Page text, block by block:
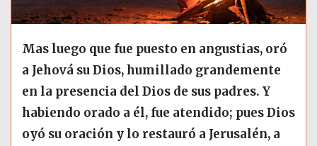
Mas luego que fue puesto en angustias, oró
a Jehová su Dios, humillado grandemente
en la presencia del Dios de sus padres. Y
habiendo orado a él, fue atendido; pues Dios
oyó su oración y lo restauró a Jerusalén, a